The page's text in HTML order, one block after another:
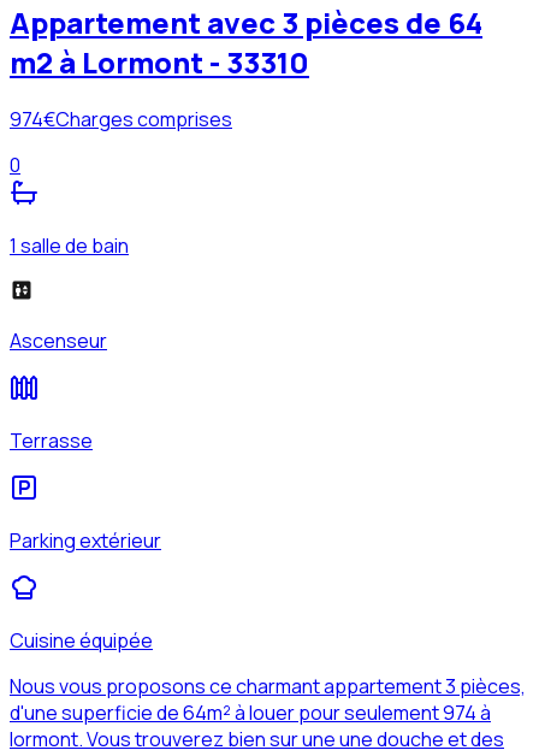
Appartement avec 3 pièces de 64
m2 à Lormont - 33310
974€Charges comprises
0
1 salle de bain
Ascenseur
Terrasse
Parking extérieur
Cuisine équipée
Nous vous proposons ce charmant appartement 3 pièces,
d'une superficie de 64m² à louer pour seulement 974 à
lormont. Vous trouverez bien sur une une douche et des